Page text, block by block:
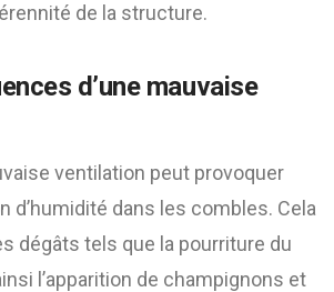
de la structure.
d’une mauvaise
ventilation peut provoquer
d’humidité dans les combles. Cela
dégâts tels que la pourriture du
l’apparition de champignons et